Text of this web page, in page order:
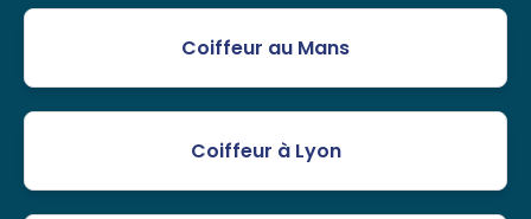
Coiffeur au Mans
Coiffeur à Lyon